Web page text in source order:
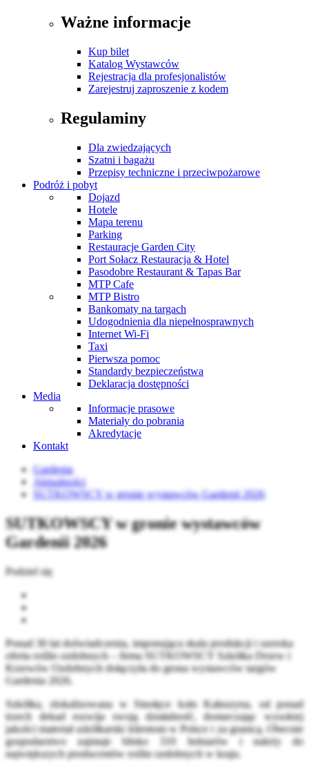
Ważne informacje
Kup bilet
Katalog Wystawców
Rejestracja dla profesjonalistów
Zarejestruj zaproszenie z kodem
Regulaminy
Dla zwiedzających
Szatni i bagażu
Przepisy techniczne i przeciwpożarowe
Podróż i pobyt
Dojazd
Hotele
Mapa terenu
Parking
Restauracje Garden City
Port Sołacz Restauracja & Hotel
Pasodobre Restaurant & Tapas Bar
MTP Cafe
MTP Bistro
Bankomaty na targach
Udogodnienia dla niepełnosprawnych
Internet Wi-Fi
Taxi
Pierwsza pomoc
Standardy bezpieczeństwa
Deklaracja dostępności
Media
Informacje prasowe
Materiały do pobrania
Akredytacje
Kontakt
Gardenia
Aktualności
SUTKOWSCY w gronie wystawców Gardenii 2026
SUTKOWSCY w gronie wystawców
Gardenii 2026
Podziel się
Ponad 30 lat doświadczenia, imponująca skala produkcji i szeroka
oferta roślin ozdobnych – firma SUTKOWSCY Szkółka Drzew i
Krzewów Ozdobnych dołączyła do grona wystawców targów
Gardenia 2026.
Szkółka, zlokalizowana w Sinołęce koło Kałuszyna, od ponad
trzech dekad rozwija swoją działalność, dostarczając wysokiej
jakości materiał szkółkarski klientom w Polsce i za granicą. Obecnie
gospodarstwo zajmuje blisko 310 hektarów i należy do
największych producentów roślin ozdobnych w kraju.